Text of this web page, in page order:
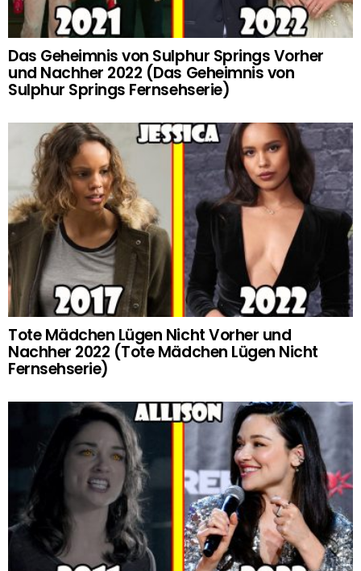
Das Geheimnis von Sulphur Springs Vorher
und Nachher 2022 (Das Geheimnis von
Sulphur Springs Fernsehserie)
Tote Mädchen Lügen Nicht Vorher und
Nachher 2022 (Tote Mädchen Lügen Nicht
Fernsehserie)